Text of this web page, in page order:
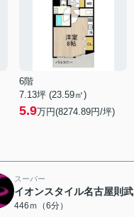
6階
7.13坪 (23.59㎡)
5.9万円(8274.89円/坪)
スーパー
イオンスタイル名古屋則武
446ｍ（6分）